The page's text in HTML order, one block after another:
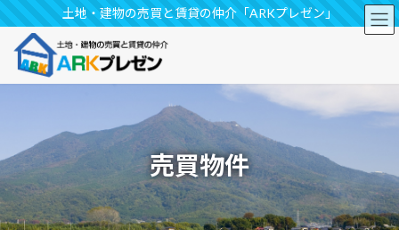
ン
ビ
土地・建物の売買と賃貸の仲介「ARKプレゼン」
売買物件